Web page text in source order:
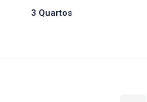
3 Quartos